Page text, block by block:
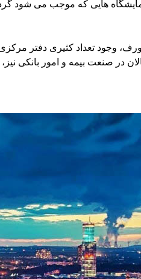
هایی که موجب می شود
وجود تعداد کثیری
در صنعت بیمه و امور بانکی